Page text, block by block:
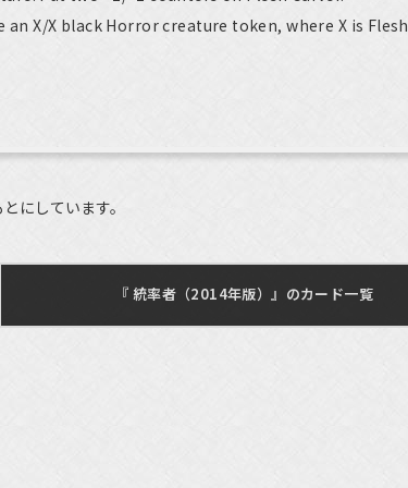
an X/X black Horror creature token, where X is Flesh
にしています。
『 統率者（2014年版）』のカード一覧